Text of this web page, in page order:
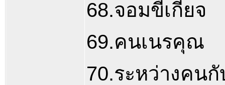
68.จอมขี้เกียจ
69.คนเนรคุณ
70.ระหว่างคน